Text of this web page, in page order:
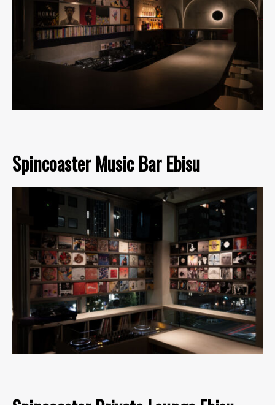
Spincoaster Music Bar Ebisu